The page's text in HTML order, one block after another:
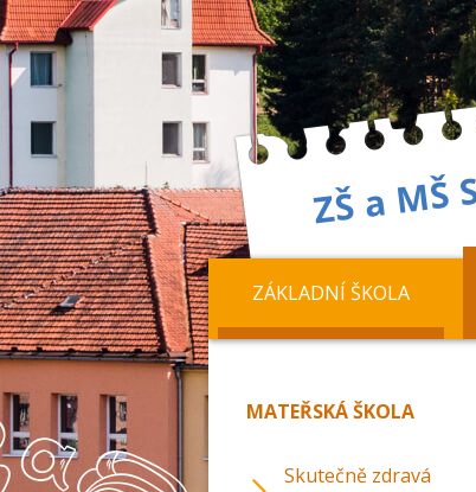
ZÁKLADNÍ ŠKOLA
MATEŘSKÁ ŠKOLA
Skutečně zdravá